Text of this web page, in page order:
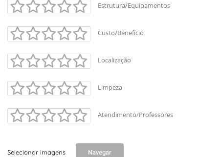
Estrutura/Equipamentos
Custo/Benefício
Localização
Limpeza
Atendimento/Professores
Selecionar imagens Navegar